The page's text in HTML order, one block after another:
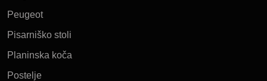
Peugeot
Pisarniško stoli
Planinska koča
Postelje